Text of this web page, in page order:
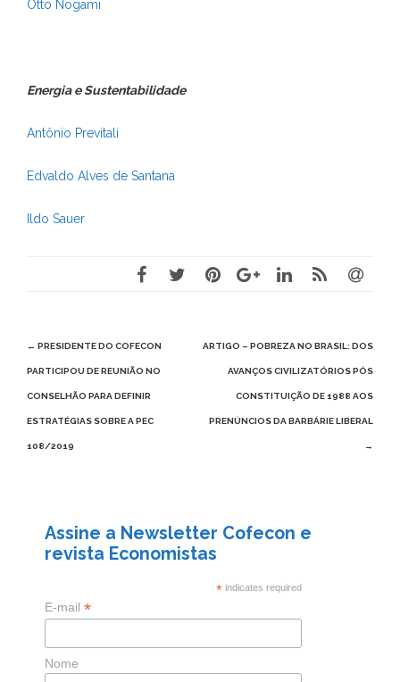
Otto Nogami
Energia e Sustentabilidade
Antônio Previtali
Edvaldo Alves de Santana
Ildo Sauer
Post
navigation
← PRESIDENTE DO COFECON
PARTICIPOU DE REUNIÃO NO
CONSELHÃO PARA DEFINIR
ESTRATÉGIAS SOBRE A PEC
108/2019
ARTIGO – POBREZA NO BRASIL: DOS
AVANÇOS CIVILIZATÓRIOS PÓS
CONSTITUIÇÃO DE 1988 AOS
PRENÚNCIOS DA BARBÁRIE LIBERAL
→
Assine a Newsletter Cofecon e
revista Economistas
* indicates required
E-mail *
Nome